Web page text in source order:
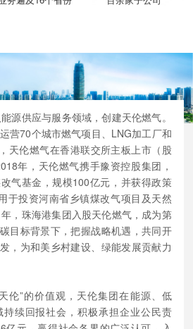
源供应与服务领域，创建天伦燃气。
营70个城市燃气项目、LNG加工厂和
天伦燃气在香港联交所主板上市（股
年，天伦燃气携手豫资控股集团，
气基金，规模100亿元，并获得政策
于投资河南省乡镇煤改气项目及天然
，珠海港集团入股天伦燃气，成为第
目标背景下，把握战略机遇，共同开
，为和美乡村建设、绿能发展贡献力
伦”的价值观，天伦集团在能源、低
续回报社会，积极承担企业公民责